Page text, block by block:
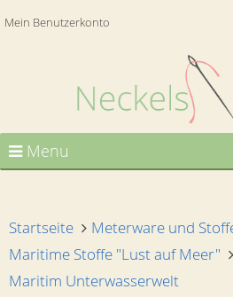
Mein Benutzerkonto
Menu
Startseite
Meterware und
Maritime Stoffe "Lust auf Meer"
Maritim Unterwasserwelt